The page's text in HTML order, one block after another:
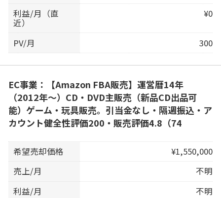
利益/月（直
近）
¥0
PV/月 300
EC事業：【Amazon FBA販売】運営暦14年
（2012年〜）CD・DVD主販売（新品CD出品可
能）ゲーム・玩具販売。引当金なし・隔週振込・ア
カウント健全性評価200・販売評価4.8（74
希望売却価格
¥1,550,000
売上/月
不明
利益/月
不明